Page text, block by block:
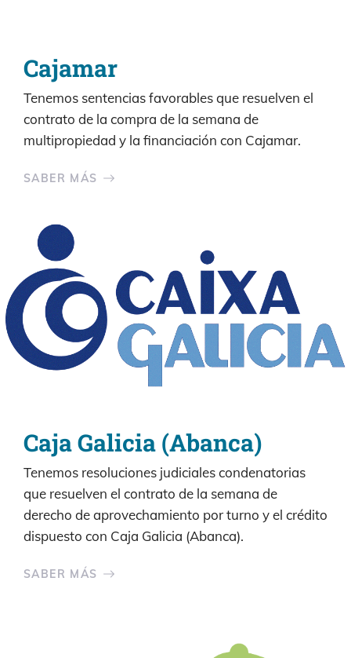
Cajamar
Tenemos sentencias favorables que resuelven el
contrato de la compra de la semana de
multipropiedad y la financiación con Cajamar.
SABER MÁS
Caja Galicia (Abanca)
Tenemos resoluciones judiciales condenatorias
que resuelven el contrato de la semana de
derecho de aprovechamiento por turno y el crédito
dispuesto con Caja Galicia (Abanca).
SABER MÁS